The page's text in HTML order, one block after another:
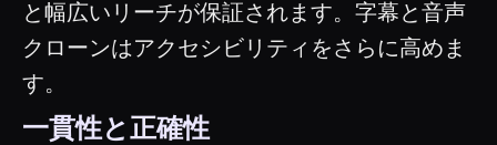
と幅広いリーチが保証されます。字幕と音声
クローンはアクセシビリティをさらに高めま
す。
一貫性と正確性